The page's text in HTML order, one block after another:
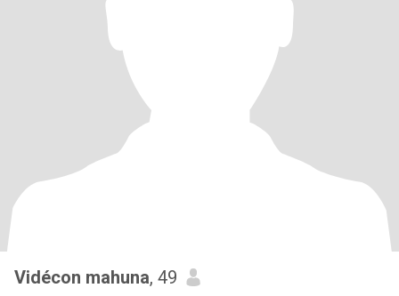
Vidécon mahuna, 49